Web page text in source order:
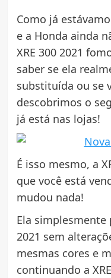
Como já
e a Honda ainda
XRE 300 2021
saber se ela
substituída ou se
descobrimos o
já está nas lojas!
É isso mesmo, a
que você está
mudou nada!
Ela simplesmente
2021 sem
mesmas cores e
continuando a